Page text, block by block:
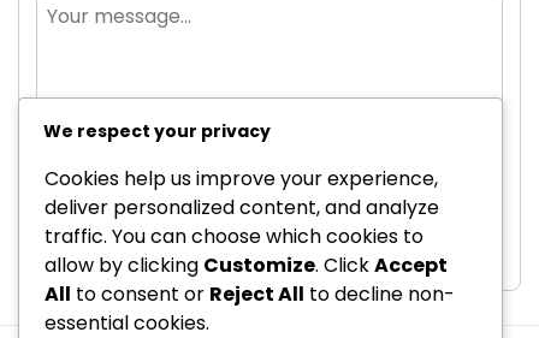
Send Message
We respect your privacy
Cookies help us improve your experience,
deliver personalized content, and analyze
traffic. You can choose which cookies to
allow by clicking Customize. ClickAccept
All to consent or Reject All to decline non-
essential cookies.